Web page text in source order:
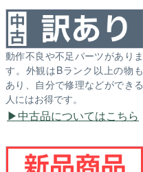
動作不良や不足パーツがありま
す。外観はBランク以上の物も
あり、自分で修理などができる
人にはお得です。
中古品についてはこちら